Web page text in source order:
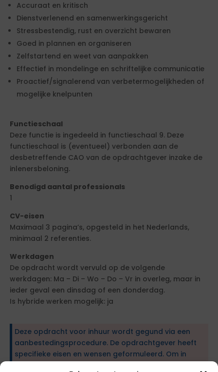
Accuraat en kritisch
Dienstverlenend en samenwerkingsgericht
Stressbestendig, rust en overzicht bewaren
Goed in plannen en organiseren
Zelfstartend en weet van aanpakken
Effectief in mondelinge en schriftelijke communicatie
Proactief/signalerend van verbetermogelijkheden of
mogelijke knelpunten
Functieschaal
Deze functie is ingedeeld in functieschaal 9. Deze
functieschaal is (eventueel) verbonden aan de
desbetreffende CAO van de opdrachtgever inzake de
inlenersbeloning.
Benodigd aantal professionals
1
CV-eisen
Maximaal 3 pagina’s, opgesteld in het Nederlands,
minimaal 2 referenties.
Werkdagen
De opdracht wordt vervuld op de volgende
werkdagen: Ma – Di – Wo – Do – Vr in overleg, maar in
ieder geval een dinsdag of een donderdag.
Is hybride werken mogelijk: ja
Deze opdracht voor inhuur wordt gegund via een
aanbestedingsprocedure. De opdrachtgever heeft
specifieke eisen en wensen geformuleerd. Om in